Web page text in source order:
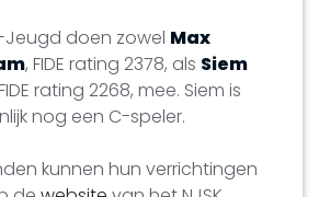
Jeugd doen zowel Max
, FIDE rating 2378, als Siem
rating 2268, mee. Siem is
nog een C-speler.
kunnen hun verrichtingen